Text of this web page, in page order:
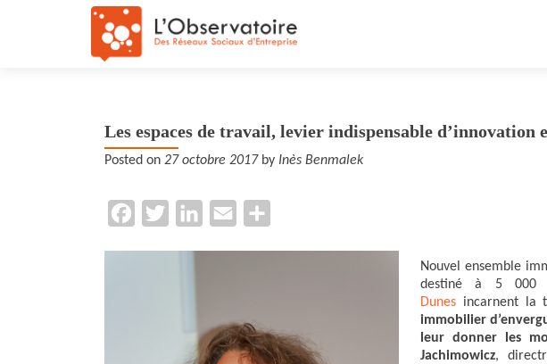
Les espaces de travail, levier indispensable
Posted on 27 octobre 2017by Inès Benmalek
d
l
g
Nouvel ensemble
destiné à 5 000
Dunes incarnent la
immobilier
leur donner les
Jachimowicz,